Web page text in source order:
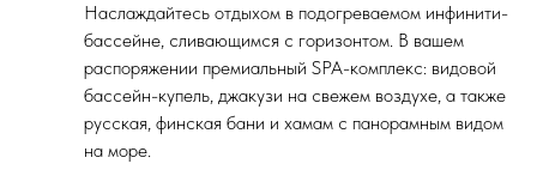
Наслаждайтесь отдыхом в подогреваемом инфинити-
бассейне, сливающимся с горизонтом. В вашем
распоряжении премиальный SPA-комплекс: видовой
бассейн-купель, джакузи на свежем воздухе, а также
русская, финская бани и хамам с панорамным видом
на море.